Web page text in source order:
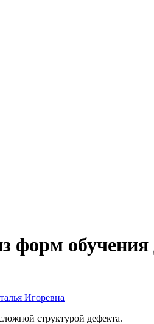
форм обучения
Игоревна
структурой дефекта.